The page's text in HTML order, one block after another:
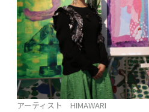
アーティスト HIMAWARI